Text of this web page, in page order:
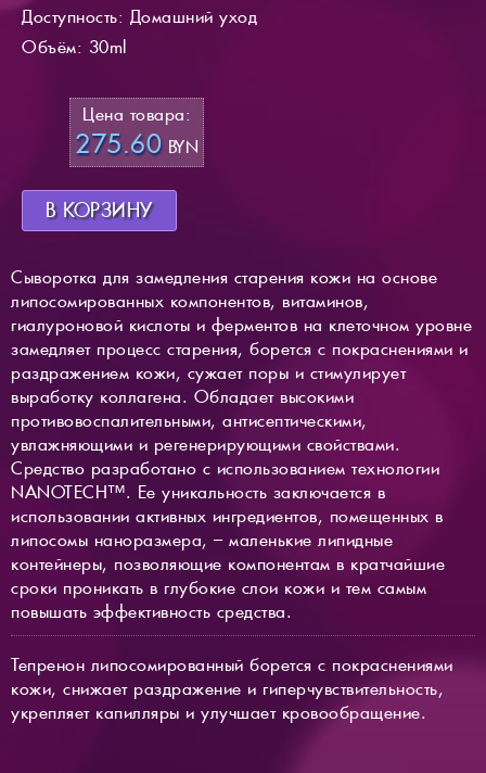
Доступность: Домашний уход
Объём: 30ml
Цена товара:
275.60BYN
В КОРЗИНУ
Сыворотка для замедления старения кожи на основе
липосомированных компонентов, витаминов,
гиалуроновой кислоты и ферментов на клеточном уровне
замедляет процесс старения, борется с покраснениями и
раздражением кожи, сужает поры и стимулирует
выработку коллагена. Обладает высокими
противовоспалительными, антисептическими,
увлажняющими и регенерирующими свойствами.
Средство разработано с использованием технологии
NANOTECH™. Ее уникальность заключается в
использовании активных ингредиентов, помещенных в
липосомы наноразмера, – маленькие липидные
контейнеры, позволяющие компонентам в кратчайшие
сроки проникать в глубокие слои кожи и тем самым
повышать эффективность средства.
Тепренон липосомированный борется с покраснениями
кожи, снижает раздражение и гиперчувствительность,
укрепляет капилляры и улучшает кровообращение.